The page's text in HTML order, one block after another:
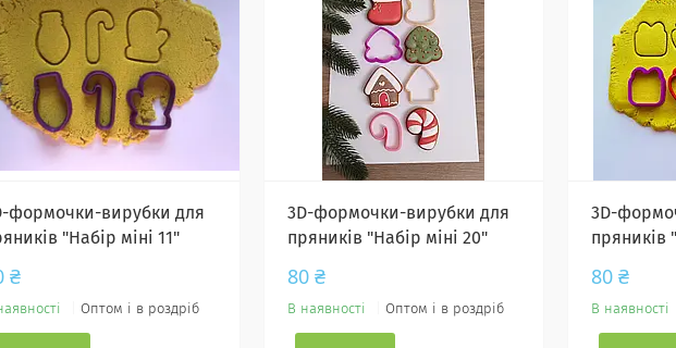
формочки-вирубки для
"Набір міні 11"
₴
Оптом і в роздріб
3D-формочки-вирубки для
пряників "Набір міні 20"
80 ₴
В наявності Оптом і в роздріб
3D-
пряників
80 ₴
В наявності